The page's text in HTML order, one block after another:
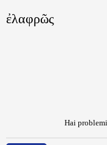
ἐλαφρῶς
Hai